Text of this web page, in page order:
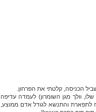
הכניסה, קלטתי את הפרחון.
וולך מגן השומרון) לעמדה עדיפה
צמח לתפארת והתנשא לגודל אדם ממוצע,